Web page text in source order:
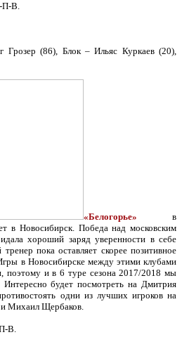
П-В.
Грозер (86), Блок – Ильяс Куркаев (20),
«Белогорье» в
в Новосибирск. Победа над московским
хороший заряд уверенности в себе
пока оставляет скорее позитивное
в Новосибирске между этими клубами
поэтому и в 6 туре сезона 2017/2018 мы
будет посмотреть на Дмитрия
одни из лучших игроков на
и Михаил Щербаков.
В.